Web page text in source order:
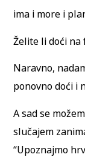
ima i more i
Želite li doći na
Naravno,
ponovno doći i
A sad se
slučajem
“Upoznajmo